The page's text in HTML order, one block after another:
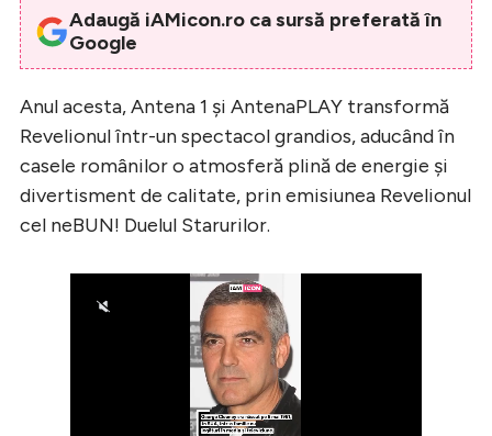
Adaugă iAMicon.ro ca sursă preferată în
Google
Anul acesta, Antena 1 și AntenaPLAY transformă
Revelionul într-un spectacol grandios, aducând în
casele românilor o atmosferă plină de energie și
divertisment de calitate, prin emisiunea Revelionul
cel neBUN! Duelul Starurilor.